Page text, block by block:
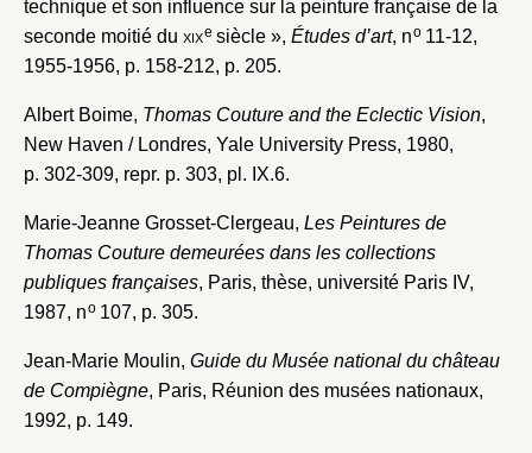
technique et son influence sur la peinture française de la
seconde moitié du xixe siècle », Études d’art, no11-12,
1955-1956, p. 158-212, p. 205.
Albert Boime, Thomas Couture and the Eclectic Vision,
New Haven / Londres, Yale University Press, 1980,
p. 302-309, repr. p. 303, pl. IX.6.
Marie-Jeanne Grosset-Clergeau, Les Peintures de
Thomas Couture demeurées dans les collections
publiques françaises, Paris, thèse, université Paris IV,
1987, no107, p. 305.
Jean-Marie Moulin, Guide du Musée national du château
de Compiègne, Paris, Réunion des musées nationaux,
1992, p. 149.
Nouveau dossier
Créer et ajouter
Envoyer
Vous avez oublié votre mot de passe ?Cliquez ici